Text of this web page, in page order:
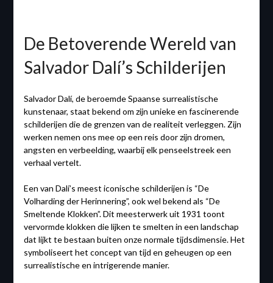
De Betoverende Wereld van
Salvador Dalí’s Schilderijen
Salvador Dalí, de beroemde Spaanse surrealistische
kunstenaar, staat bekend om zijn unieke en fascinerende
schilderijen die de grenzen van de realiteit verleggen. Zijn
werken nemen ons mee op een reis door zijn dromen,
angsten en verbeelding, waarbij elk penseelstreek een
verhaal vertelt.
Een van Dalí’s meest iconische schilderijen is “De
Volharding der Herinnering”, ook wel bekend als “De
Smeltende Klokken”. Dit meesterwerk uit 1931 toont
vervormde klokken die lijken te smelten in een landschap
dat lijkt te bestaan buiten onze normale tijdsdimensie. Het
symboliseert het concept van tijd en geheugen op een
surrealistische en intrigerende manier.